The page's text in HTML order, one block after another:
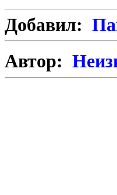
Добавил:
Автор: